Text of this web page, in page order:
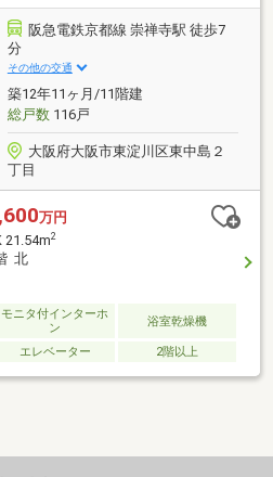
阪急電鉄京都線 崇禅寺駅 徒歩7
分
その他の交通
築12年11ヶ月/11階建
総戸数116戸
大阪府大阪市東淀川区東中島２
丁目
万円
21.54m2
北
モニタ付インターホ
ン
浴室乾燥機
エレベーター 2階以上